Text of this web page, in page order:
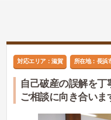
対応エリア：滋賀 所在地：長浜
自己破産の誤解を
ご相談に向き合いま